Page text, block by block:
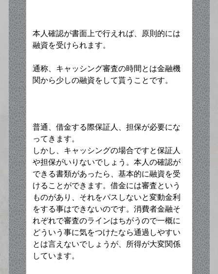
本人確認が書面上で行えれば、原則的には
融資を受けられます。
通称、キャッシング審査の時間とは金融機
関から少しの融資をして貰うことです。
普通、借金する際保証人、担保が必要にな
ってきます。
しかし、キャッシングの場合ですと保証人
や担保がいりないでしょう。本人の確認が
できる書類があったら、基本的に融資を受
けることができます。借金には審査という
ものがあり、それをパスしないと変動金利
をする事はできないのです。消費者金融そ
れぞれで審査のラインはちがうので一概に
どういう事に気をつけたなら通過しやすい
とは言えないでしょうが、所得が大変関係
しています。